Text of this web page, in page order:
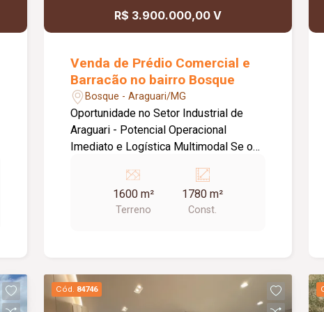
R$ 3.900.000,00 V
Venda de Prédio Comercial e
Barracão no bairro Bosque
Bosque - Araguari/MG
Oportunidade no Setor Industrial de
Araguari - Potencial Operacional
Imediato e Logística Multimodal Se o
visibilidade estratégica, eficiência de
fluxo operacional e infraestrutura
pronta, este ativo imobiliário entrega a
estrategicamente situado no principal
vetor de acesso e escoamento da
1600 m²
Terreno
1780 m²
Const.
Cód. 84746